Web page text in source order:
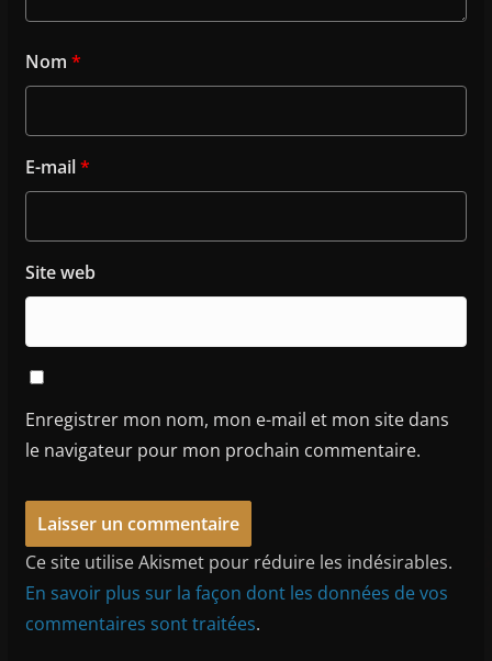
Nom *
E-mail*
Site web
Enregistrer mon nom, mon e-mail et mon site dans
le navigateur pour mon prochain commentaire.
Ce site utilise Akismet pour réduire les indésirables.
En savoir plus sur la façon dont les données de vos
commentaires sont traitées.